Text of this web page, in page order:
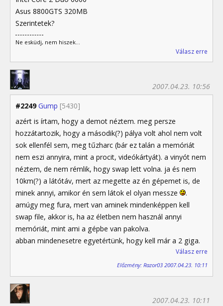
Asus 8800GTS 320MB
Szerintetek?
Ne esküdj, nem hiszek...
Válasz erre
#2249 Gump [5430]
2007.04.23. 10:56
azért is írtam, hogy a demot néztem. meg persze
hozzátartozik, hogy a második(?) pálya volt ahol nem volt
sok ellenfél sem, meg tűzharc (bár ez talán a memóriát
nem eszi annyira, mint a procit, videókártyát). a vinyót nem
néztem, de nem rémlik, hogy swap lett volna. ja és nem
10km(?) a látótáv, mert az megette az én gépemet is, de
minek annyi, amikor én sem látok el olyan messze
.
amúgy meg fura, mert van aminek mindenképpen kell
swap file, akkor is, ha az életben nem használ annyi
memóriát, mint ami a gépbe van pakolva.
abban mindenesetre egyetértünk, hogy kell már a 2 giga.
Válasz erre
Előzmény: Razor03 2007.04.23. 10:11
2007.04.23. 10:11